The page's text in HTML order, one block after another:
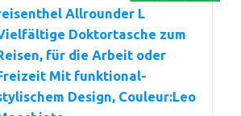
Allrounder L
Doktortasche zum
für die Arbeit oder
Mit funktional-
Design, Couleur:Leo